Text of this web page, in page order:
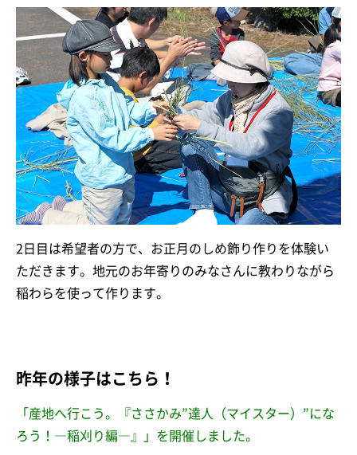
2日目は希望者の方で、お正月のしめ飾り作りを体験い
ただきます。地元のお年寄りのみなさんに教わりながら
稲わらを使って作ります。
昨年の様子はこちら！
「産地へ行こう。『ささかみ”達人（マイスター）”にな
ろう！―稲刈り編―』」を開催しました。